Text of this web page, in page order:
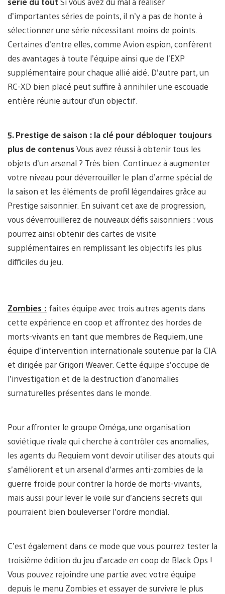
d’importantes séries de points, il n’y a pas de honte à
sélectionner une série nécessitant moins de points.
Certaines d’entre elles, comme Avion espion, confèrent
des avantages à toute l’équipe ainsi que de l’EXP
supplémentaire pour chaque allié aidé. D’autre part, un
RC-XD bien placé peut suffire à annihiler une escouade
entière réunie autour d’un objectif.
5. Prestige de saison : la clé pour débloquer toujours
plus de contenusVous avez réussi à obtenir tous les
objets d’un arsenal ? Très bien. Continuez à augmenter
votre niveau pour déverrouiller le plan d’arme spécial de
la saison et les éléments de profil légendaires grâce au
Prestige saisonnier. En suivant cet axe de progression,
vous déverrouillerez de nouveaux défis saisonniers : vous
pourrez ainsi obtenir des cartes de visite
supplémentaires en remplissant les objectifs les plus
difficiles du jeu.
Zombies : faites équipe avec trois autres agents dans
cette expérience en coop et affrontez des hordes de
morts-vivants en tant que membres de Requiem, une
équipe d’intervention internationale soutenue par la CIA
et dirigée par Grigori Weaver. Cette équipe s’occupe de
l’investigation et de la destruction d’anomalies
surnaturelles présentes dans le monde.
Pour affronter le groupe Oméga, une organisation
soviétique rivale qui cherche à contrôler ces anomalies,
les agents du Requiem vont devoir utiliser des atouts qui
s’améliorent et un arsenal d’armes anti-zombies de la
guerre froide pour contrer la horde de morts-vivants,
mais aussi pour lever le voile sur d’anciens secrets qui
pourraient bien bouleverser l’ordre mondial.
C’est également dans ce mode que vous pourrez tester la
troisième édition du jeu d’arcade en coop de Black Ops !
Vous pouvez rejoindre une partie avec votre équipe
depuis le menu Zombies et essayer de survivre le plus